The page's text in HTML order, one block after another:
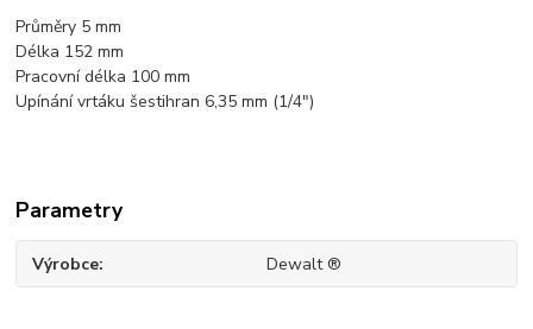
Průměry 5 mm
Délka 152 mm
Pracovní délka 100 mm
Upínání vrtáku šestihran 6,35 mm (1/4")
Parametry
Výrobce Dewalt ®